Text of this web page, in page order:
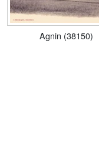
Agnin (38150)